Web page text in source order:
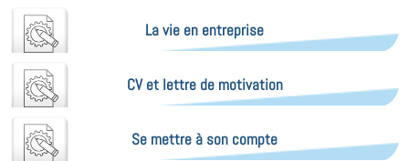
La vie en entreprise
CV et lettre de motivation
Se mettre à son compte